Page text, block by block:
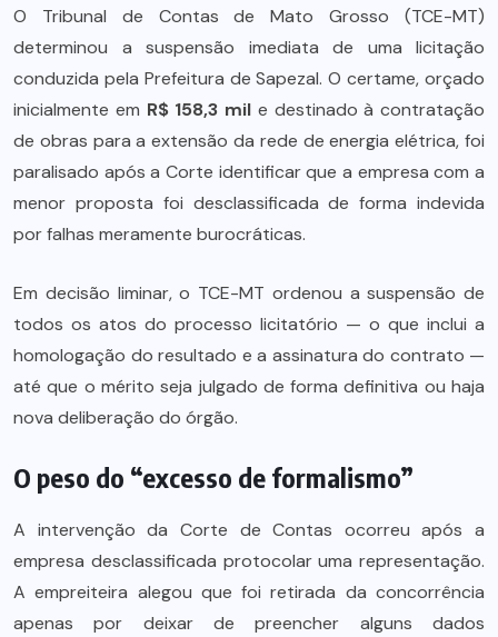
O Tribunal de Contas de Mato Grosso (TCE-MT)
determinou a suspensão imediata de uma licitação
conduzida pela Prefeitura de Sapezal. O certame, orçado
inicialmente em R$ 158,3 mil e destinado à contratação
de obras para a extensão da rede de energia elétrica, foi
paralisado após a Corte identificar que a empresa com a
menor proposta foi desclassificada de forma indevida
por falhas meramente burocráticas.
Em decisão liminar, o TCE-MT ordenou a suspensão de
todos os atos do processo licitatório — o que inclui a
homologação do resultado e a assinatura do contrato —
até que o mérito seja julgado de forma definitiva ou haja
nova deliberação do órgão.
O peso do “excesso de formalismo”
A intervenção da Corte de Contas ocorreu após a
empresa desclassificada protocolar uma representação.
A empreiteira alegou que foi retirada da concorrência
apenas por deixar de preencher alguns dados